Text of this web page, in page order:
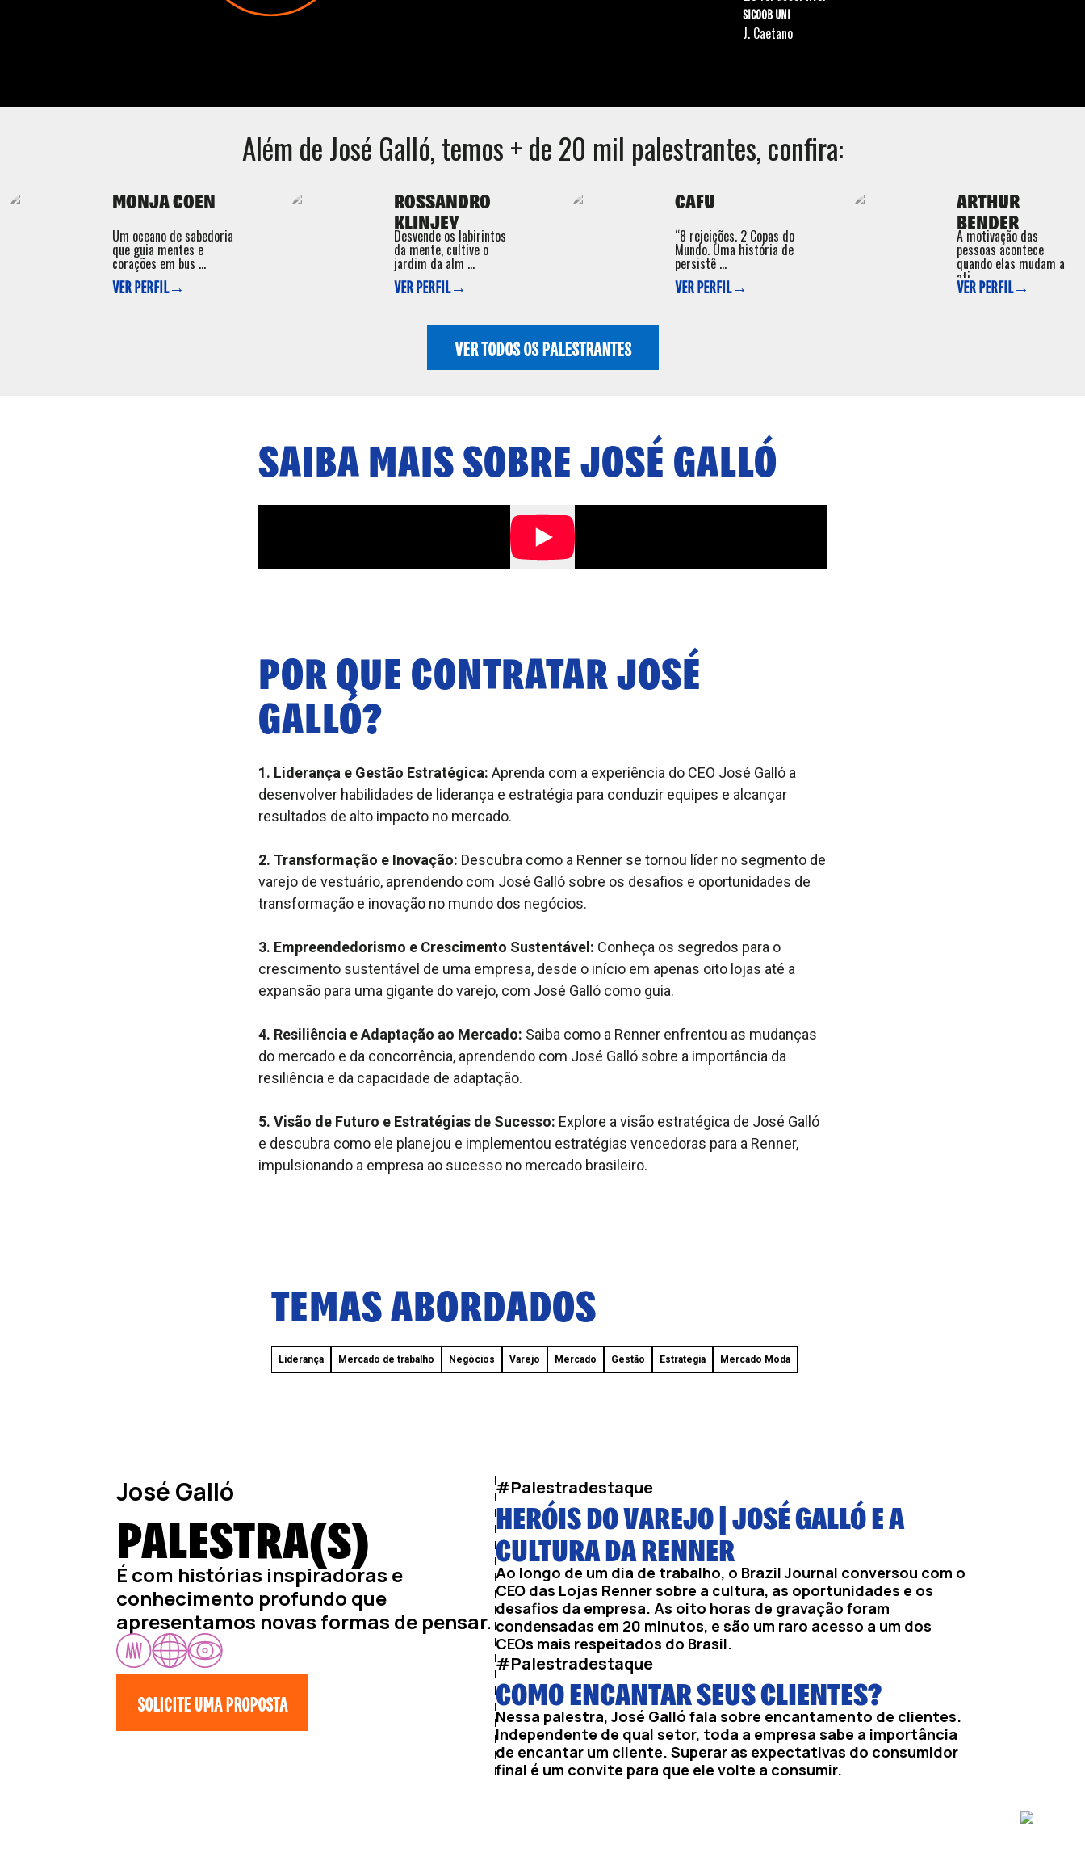
SICOOB UNI
J. Caetano
Além deJosé Galló, temos + de 20 mil palestrantes, confira:
MONJA COEN
Um oceano de sabedoria
que guia mentes e
corações em bus ...
VER PERFIL→
ROSSANDRO
KLINJEY
Desvende os labirintos
da mente, cultive o
jardim da alm ...
VER PERFIL→
CAFU
“8 rejeições. 2 Copas do
Mundo. Uma história de
persistê ...
VER PERFIL→
ARTHUR
BENDER
A motivação das
pessoas acontece
quando elas mudam a
ati ...
VER PERFIL→
VER TODOS OS PALESTRANTES
SAIBA MAIS SOBREJOSÉ GALLÓ
POR QUE CONTRATARJOSÉ
GALLÓ?
1. Liderança e Gestão Estratégica: Aprenda com a experiência do CEO José Galló a
desenvolver habilidades de liderança e estratégia para conduzir equipes e alcançar
resultados de alto impacto no mercado.
2. Transformação e Inovação: Descubra como a Renner se tornou líder no segmento de
varejo de vestuário, aprendendo com José Galló sobre os desafios e oportunidades de
transformação e inovação no mundo dos negócios.
3. Empreendedorismo e Crescimento Sustentável: Conheça os segredos para o
crescimento sustentável de uma empresa, desde o início em apenas oito lojas até a
expansão para uma gigante do varejo, com José Galló como guia.
4. Resiliência e Adaptação ao Mercado: Saiba como a Renner enfrentou as mudanças
do mercado e da concorrência, aprendendo com José Galló sobre a importância da
resiliência e da capacidade de adaptação.
5. Visão de Futuro e Estratégias de Sucesso: Explore a visão estratégica de José Galló
e descubra como ele planejou e implementou estratégias vencedoras para a Renner,
impulsionando a empresa ao sucesso no mercado brasileiro.
TEMAS ABORDADOS
Liderança Mercado de trabalho Negócios Varejo Mercado Gestão Estratégia Mercado Moda
José Galló
PALESTRA(S)
É com histórias inspiradoras e
conhecimento profundo que
apresentamos novas formas de pensar.
SOLICITE UMA PROPOSTA
#Palestradestaque
HERÓIS DO VAREJO | JOSÉ GALLÓ E A
CULTURA DA RENNER
Ao longo de um dia de trabalho, o Brazil Journal conversou com o
CEO das Lojas Renner sobre a cultura, as oportunidades e os
desafios da empresa. As oito horas de gravação foram
condensadas em 20 minutos, e são um raro acesso a um dos
CEOs mais respeitados do Brasil.
#Palestradestaque
COMO ENCANTAR SEUS CLIENTES?
Nessa palestra, José Galló fala sobre encantamento de clientes.
Independente de qual setor, toda a empresa sabe a importância
de encantar um cliente. Superar as expectativas do consumidor
final é um convite para que ele volte a consumir.